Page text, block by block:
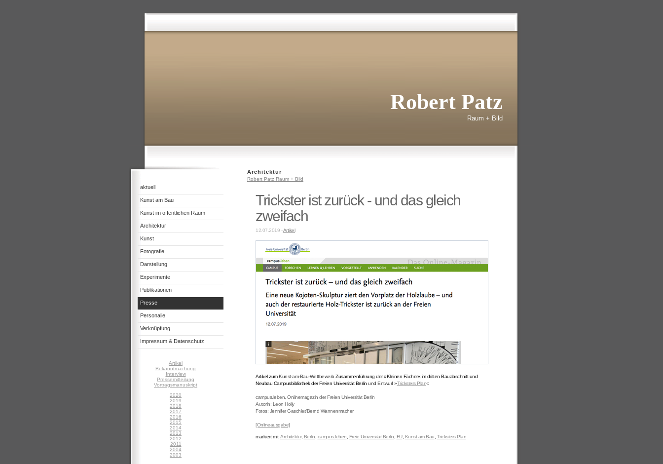
Robert Patz
Raum + Bild
aktuell
Kunst am Bau
Kunst im öffentlichen Raum
Architektur
Kunst
Fotografie
Darstellung
Experimente
Publikationen
Presse
Personalie
Verknüpfung
Impressum & Datenschutz
Artikel
Bekanntmachung
Interview
Pressemitteilung
Vortragsmanuskript
2020
2019
2018
2017
2016
2015
2014
2013
2012
2011
2004
2003
Architektur
Robert Patz Raum + Bild
Trickster ist zurück - und das gleich
zweifach
12.07.2019 -Artikel
Artikel zumKunst-am-Bau-Wettbewerb Zusammenführung der »Kleinen Fächer« im dritten Bauabschnitt und
Neubau Campusbibliothek der Freien Universität Berlin und Entwurf »Tricksters Plan«
campus.leben, Onlinemagazin der Freien Universität Berlin
Autorin: Leon Holly
Fotos: Jennifer Gaschler/Bernd Wannenmacher
[Onlineausgabe]
markiert mit:Architektur, Berlin campus.leben Freie Universität Berlin FU, Kunst am Bau Tricksters Plan